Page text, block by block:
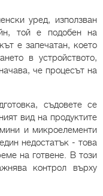
уред, използван
той е подобен на
е запечатан, което
в устройството,
че процесът на
съдовете се
вид на продуктите
и микроелементи
недостатък - това
на готвене. В този
контрол върху